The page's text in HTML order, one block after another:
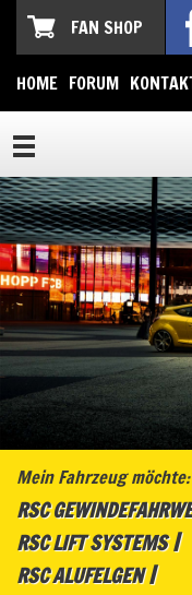
FAN SHOP
HOME FORUM
Mein Fahrzeug möchte:
RSC
RSC LIFT SYSTEMS
RSC ALUFELGEN